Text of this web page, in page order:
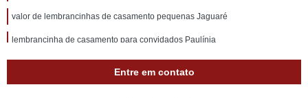
valor de lembrancinhas de casamento pequenas Jaguaré
lembrancinha de casamento para convidados Paulínia
lembrancinha de casamento barata valor Imirim
Entre em contato